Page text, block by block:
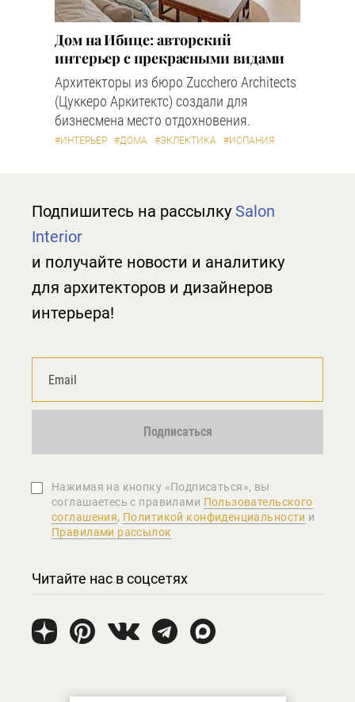
Дом на Ибице: авторский
интерьер с прекрасными видами
Архитекторы из бюро Zucchero Architects
(Цуккеро Аркитектс) создали для
бизнесмена место отдохновения.
#ИНТЕРЬЕР #ДОМА #ЭКЛЕКТИКА #ИСПАНИЯ
Подпишитесь на рассылку Salon
Interior
и получайте новости и аналитику
для архитекторов и дизайнеров
интерьера!
Подписаться
Нажимая на кнопку «Подписаться», вы
соглашаетеcь с правилами Пользовательского
соглашения, Политикой конфиденциальности и
Правилами рассылок
Читайте нас в соцсетях